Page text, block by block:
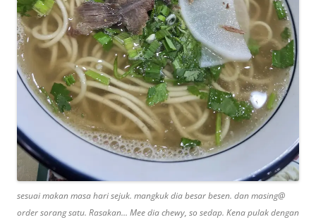
sesuai makan masa hari sejuk. mangkuk dia besar besen. dan masing@
order sorang satu. Rasakan… Mee dia chewy, so sedap. Kena pulak dengan